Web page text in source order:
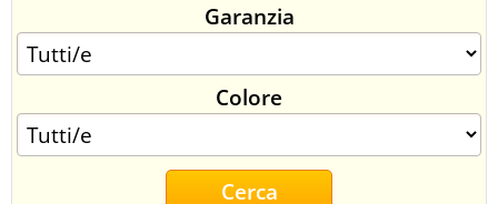
SPEDIZIONI
CONTATTI
Garanzia
Colore